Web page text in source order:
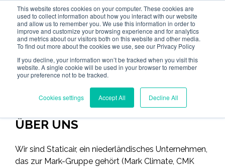
This website stores cookies on your computer. These cookies are
used to collect information about how you interact with our website
and allow us to remember you. We use this information in order to
improve and customize your browsing experience and for analytics
and metrics about our visitors both on this website and other media.
To find out more about the cookies we use, see our Privacy Policy
If you decline, your information won’t be tracked when you visit this
website. A single cookie will be used in your browser to remember
your preference not to be tracked.
Cookies settings Accept All Decline All
ÜBER UNS
Wir sind Staticair, ein niederländisches Unternehmen,
das zur Mark-Gruppe gehört (Mark Climate, CMK